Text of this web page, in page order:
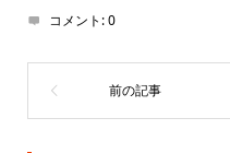
コメント:0